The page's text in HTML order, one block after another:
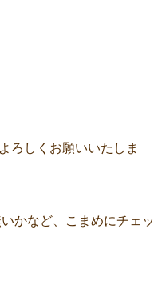
ろしくお願いいたしま
かなど、こまめにチェッ